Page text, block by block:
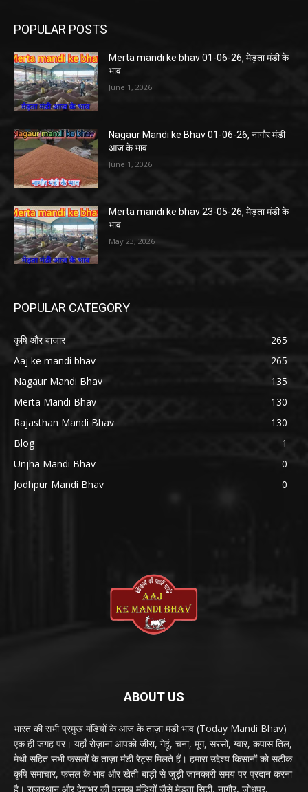
POPULAR POSTS
Merta mandi ke bhav 01-06-26, मेड़ता मंडी के
भाव
June 1, 2026
Nagaur Mandi ke Bhav 01-06-26, नागौर मंडी
आज के भाव
June 1, 2026
Merta mandi ke bhav 23-05-26, मेड़ता मंडी के
भाव
May 23, 2026
POPULAR CATEGORY
कृषि और बाजार
265
Aaj ke mandi bhav
265
Nagaur Mandi Bhav
135
Merta Mandi Bhav
130
Rajasthan Mandi Bhav
130
Blog
1
Unjha Mandi Bhav
0
Jodhpur Mandi Bhav
0
ABOUT US
भारत की सभी प्रमुख मंडियों के आज के ताज़ा मंडी भाव (Today Mandi Bhav)
एक ही जगह पर। यहाँ रोज़ाना आपको जीरा, गेहूं, चना, मूंग, सरसों, ग्वार, कपास तिल,
मेथी सहित सभी फसलों के ताज़ा मंडी रेट्स मिलते हैं। हमारा उद्देश्य किसानों को सटीक
कृषि समाचार, फसल के भाव और खेती-बाड़ी से जुड़ी जानकारी समय पर प्रदान करना
है। राजस्थान और देशभर की प्रमुख मंडियों जैसे मेड़ता सिटी, नागौर, जोधपुर,